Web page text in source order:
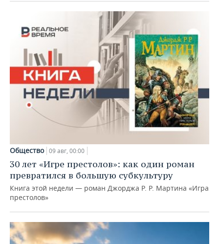
Общество 09 авг, 00:00
30 лет «Игре престолов»: как один роман
превратился в большую субкультуру
Книга этой недели — роман Джорджа Р. Р. Мартина «Игра
престолов»